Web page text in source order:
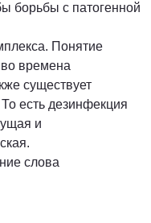
борьбы с патогенной
Понятие
времена
существует
есть дезинфекция
и